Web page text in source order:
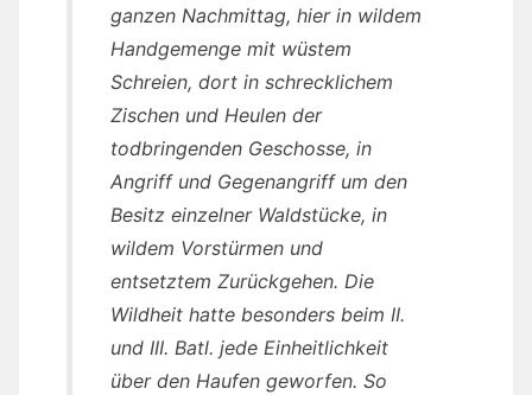
ganzen Nachmittag, hier in wildem
Handgemenge mit wüstem
Schreien, dort in schrecklichem
Zischen und Heulen der
todbringenden Geschosse, in
Angriff und Gegenangriff um den
Besitz einzelner Waldstücke, in
wildem Vorstürmen und
entsetztem Zurückgehen. Die
Wildheit hatte besonders beim II.
und III. Batl. jede Einheitlichkeit
über den Haufen geworfen. So